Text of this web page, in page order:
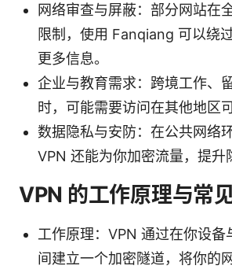
网络审查与屏蔽：部分网站在
限制，使用 Fanqiang 可以绕
更多信息。
企业与教育需求：跨境工作、
时，可能需要访问在其他地区
数据隐私与安防：在公共网络
VPN 还能为你加密流量，提升
VPN 的工作原理与常
工作原理：VPN 通过在你设备
间建立一个加密隧道，将你的